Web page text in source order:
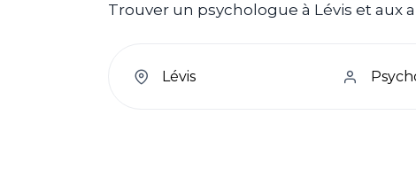
Trouver un psychologue à Lévis et aux
welcome.search.find.subtitle